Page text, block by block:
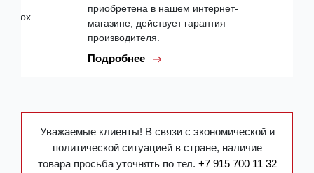
приобретена в нашем интернет-
магазине, действует гарантия
производителя.
Подробнее
Уважаемые клиенты! В связи с экономической и
политической ситуацией в стране, наличие
товара просьба уточнять по тел. +7 915 700 11 32